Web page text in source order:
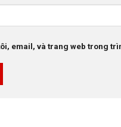
email, và trang web trong